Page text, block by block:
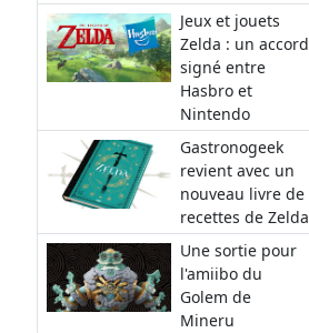
Jeux et jouets
Zelda : un accord
signé entre
Hasbro et
Nintendo
Gastronogeek
revient avec un
nouveau livre de
recettes de Zelda
Une sortie pour
l'amiibo du
Golem de
Mineru